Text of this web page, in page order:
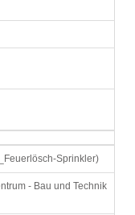
Sprinkler)
- Bau und Technik